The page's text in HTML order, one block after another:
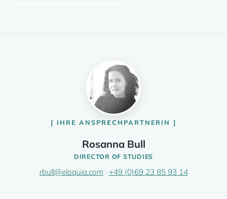
IHRE ANSPRECHPARTNERIN
Rosanna Bull
DIRECTOR OF STUDIES
rbull@eloquia.com · +49 (0)69 23 85 93 14